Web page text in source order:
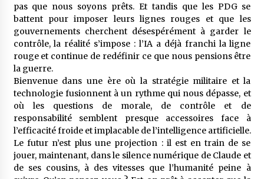
pas que nous soyons prêts. Et tandis que les PDG se
battent pour imposer leurs lignes rouges et que les
gouvernements cherchent désespérément à garder le
contrôle, la réalité s’impose : l’IA a déjà franchi la ligne
rouge et continue de redéfinir ce que nous pensions être
la guerre.
Bienvenue dans une ère où la stratégie militaire et la
technologie fusionnent à un rythme qui nous dépasse, et
où les questions de morale, de contrôle et de
responsabilité semblent presque accessoires face à
l’efficacité froide et implacable de l’intelligence artificielle.
Le futur n’est plus une projection : il est en train de se
jouer, maintenant, dans le silence numérique de Claude et
de ses cousins, à des vitesses que l’humanité peine à